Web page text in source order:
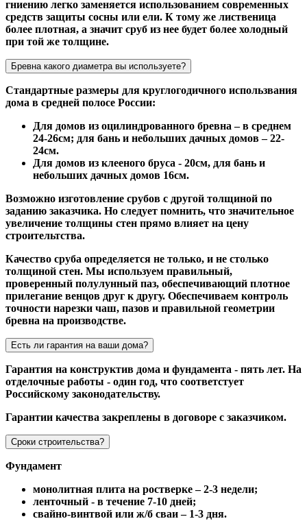
гниению легко заменяется использованием современных
средств защиты сосны или ели. К тому же лиственица
более плотная, а значит сруб из нее будет более холодный
при той же толщине.
Бревна какого диаметра вы используете?
Стандартные размеры для круглогодичного использвания
дома в средней полосе России:
Для домов из оцилиндрованного бревна – в среднем
24-26см; для бань и небольших дачных домов – 22-
24см.
Для домов из клееного бруса - 20см, для бань и
небольших дачных домов 16см.
Возможно изготовление срубов с другой толщиной по
заданию заказчика. Но следует помнить, что значительное
увеличение толщины стен прямо влияет на цену
строительтства.
Качество сруба определяется не только, и не столько
толщиной стен. Мы используем правильный,
проверенный полулунный паз, обеспечивающий плотное
прилегание венцов друг к другу. Обеспечиваем контроль
точности нарезки чаш, пазов и правильной геометрии
бревна на производстве.
Есть ли гарантия на ваши дома?
Гарантия на конструктив дома и фундамента - пять лет. На
отделочные работы - один год, что соответстует
Российскому законодательству.
Гарантии качества закреплены в договоре с заказчиком.
Сроки строительства?
Фундамент
монолитная плита на ростверке – 2-3 недели;
ленточный - в течение 7-10 дней;
свайно-винтвой или ж/б сваи – 1-3 дня.